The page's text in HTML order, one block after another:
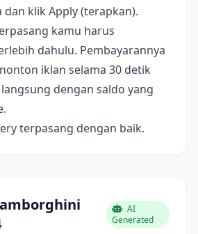
dan klik Apply (terapkan).
kamu harus
dahulu. Pembayarannya
iklan selama 30 detik
dengan saldo yang
terpasang dengan baik.
AI
Generated